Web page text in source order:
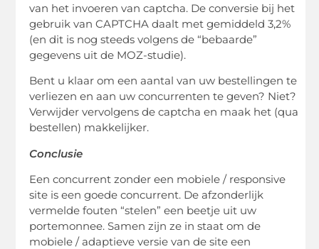
van het invoeren van captcha. De conversie bij het
gebruik van CAPTCHA daalt met gemiddeld 3,2%
(en dit is nog steeds volgens de “bebaarde”
gegevens uit de MOZ-studie).
Bent u klaar om een ​​aantal van uw bestellingen te
verliezen en aan uw concurrenten te geven? Niet?
Verwijder vervolgens de captcha en maak het (qua
bestellen) makkelijker.
Conclusie
Een concurrent zonder een mobiele / responsive
site is een goede concurrent. De afzonderlijk
vermelde fouten “stelen” een beetje uit uw
portemonnee. Samen zijn ze in staat om de
mobiele / adaptieve versie van de site een